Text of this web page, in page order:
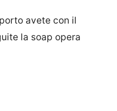
avete con il
la soap opera